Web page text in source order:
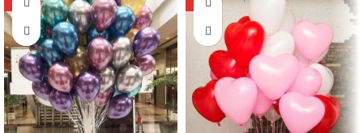
-11% -16%